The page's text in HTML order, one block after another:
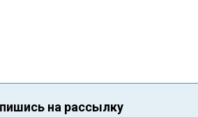
на рассылку